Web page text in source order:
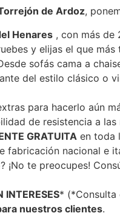
de Ardoz,
Henares , con más de
y elijas el que más
sofás cama a
del estilo clásico o
para hacerlo aún
de resistencia a las
GRATUITA en toda
fabricación nacional e
¡No te preocupes!
INTERESES* (*Consulta
nuestros clientes.